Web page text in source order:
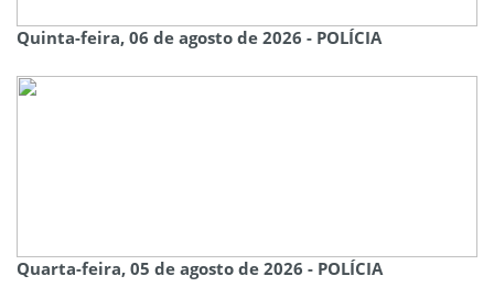
Quinta-feira, 06 de agosto de 2026 - POLÍCIA
Quarta-feira, 05 de agosto de 2026 - POLÍCIA